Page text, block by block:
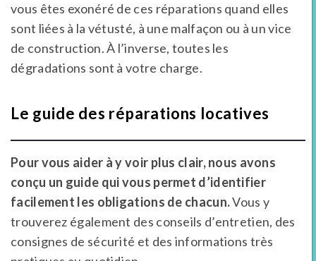
vous êtes exonéré de ces réparations quand elles
sont liées à la vétusté, à une malfaçon ou à un vice
de construction. À l’inverse, toutes les
dégradations sont à votre charge.
Le guide des réparations locatives
Pour vous aider à y voir plus clair, nous avons
conçu un guide qui vous permet d’identifier
facilement les obligations de chacun.Vous y
trouverez également des conseils d’entretien, des
consignes de sécurité et des informations très